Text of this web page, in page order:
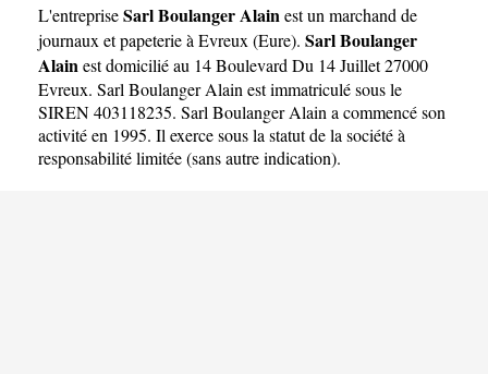
L'entrepriseSarl Boulanger Alainest un marchand de
journaux et papeterie à Evreux (Eure). Sarl Boulanger
Alainest domicilié au 14 Boulevard Du 14 Juillet 27000
Evreux. Sarl Boulanger Alain est immatriculé sous le
SIREN 403118235. Sarl Boulanger Alain a commencé son
activité en 1995. Il exerce sous la statut de la société à
responsabilité limitée (sans autre indication).